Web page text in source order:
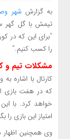
به گزارش شهر
تیمش با گل گهر
“برای این که در
را کسب کنیم.”
مشکلات تیم و
کارتال با اشاره
که در هفت بازی
خواهد کرد. با
امتیاز این بازی را